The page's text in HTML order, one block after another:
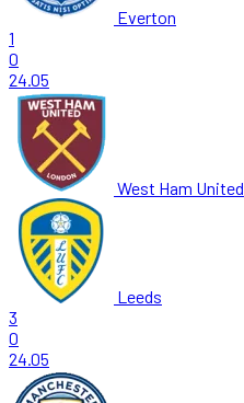
Everton
1
0
24.05
West Ham United
Leeds
3
0
24.05